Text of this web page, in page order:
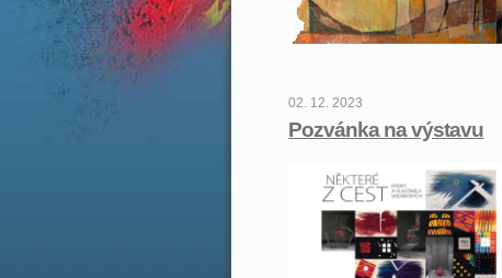
02. 12. 2023
Pozvánka na výstavu